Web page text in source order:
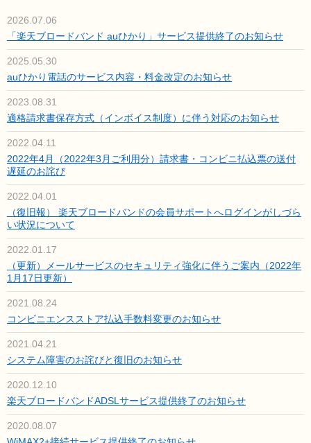
2026.07.06
「楽天ブロードバンド auひかり」サービス提供終了のお知らせ
2025.05.30
auひかり電話のサービス内容・料金改定のお知らせ
2023.08.31
適格請求書保存方式（インボイス制度）に伴う対応のお知らせ
2022.04.11
2022年4月（2022年3月ご利用分）請求書・コンビニ払込票の送付
遅延のお詫び
2022.04.01
（復旧報） 楽天ブロードバンドの会員サポートへログインがしづら
い状況について
2022.01.17
（更新）メールサービスのセキュリティ強化に伴うご案内（2022年
1月17日更新）
2021.08.24
コンビニエンスストア払込手数料変更のお知らせ
2021.04.21
システム障害のお詫びと復旧のお知らせ
2020.12.10
楽天ブロードバンドADSLサービス提供終了のお知らせ
2020.08.07